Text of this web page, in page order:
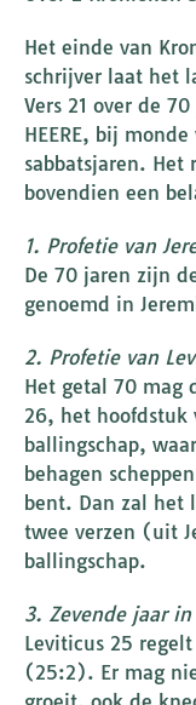
Het einde van
schrijver laat het
Vers 21 over de
HEERE, bij
sabbatsjaren.
bovendien een
1. Profetie van
De 70 jaren zijn
genoemd in
2. Profetie van
Het getal 70 mag
26, het hoofdstuk
ballingschap,
behagen
bent. Dan zal het
twee verzen (uit
ballingschap.
3. Zevende jaar in
Leviticus 25
(25:2). Er mag